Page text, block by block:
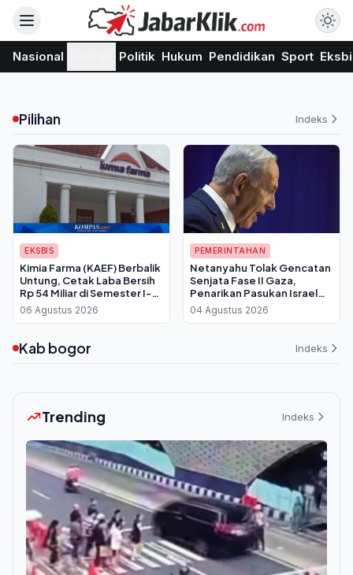
Nasional Politik Hukum Pendidikan Sport
Pilihan Indeks
EKSBIS
Kimia Farma (KAEF) Berbalik
Untung, Cetak Laba Bersih
Rp 54 Miliar di Semester I-
2026
06 Agustus 2026
PEMERINTAHAN
Netanyahu Tolak Gencatan
Senjata Fase II Gaza,
Penarikan Pasukan Israel
Batal Dilakukan
04 Agustus 2026
Kab bogor Indeks
Trending Indeks